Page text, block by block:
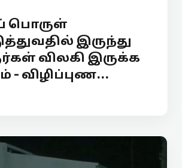
பொருள்
இருந்து
விலகி இருக்க
- விழிப்புண...